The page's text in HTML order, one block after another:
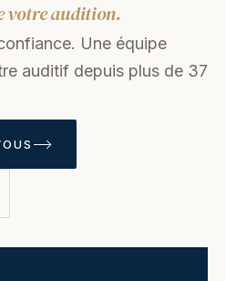
votre audition.
Une équipe
auditif depuis plus de 37